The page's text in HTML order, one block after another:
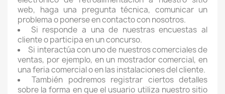
web, haga una pregunta técnica, comunicar un
problema o ponerse en contacto con nosotros.
Si responde a una de nuestras encuestas al
cliente o participa en un concurso.
Si interactúa con uno de nuestros comerciales de
ventas, por ejemplo, en un mostrador comercial, en
una feria comercial o en las instalaciones del cliente.
También podremos registrar ciertos detalles
sobre la forma en que el usuario utiliza nuestro sitio